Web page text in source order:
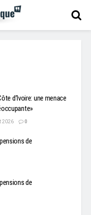
d’Ivoire: une menace
2026 0
de
de